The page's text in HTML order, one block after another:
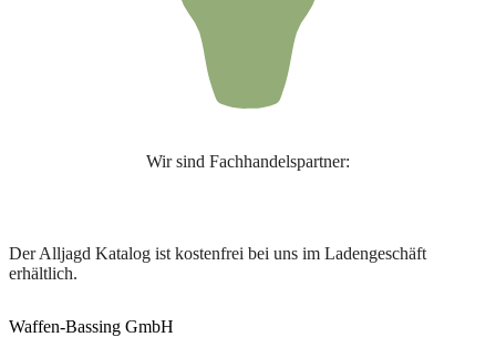
Wir sind Fachhandelspartner:
Der Alljagd Katalog ist kostenfrei bei uns im Ladengeschäft
erhältlich.
Waffen-Bassing GmbH